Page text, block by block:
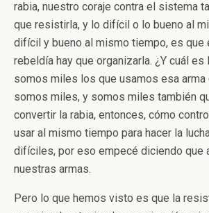
rabia, nuestro coraje contra el sistema
que resistirla, y lo difícil o lo bueno al
difícil y bueno al mismo tiempo, es que
rebeldía hay que organizarla. ¿Y cuál
somos miles los que usamos esa
somos miles, y somos miles también
convertir la rabia, entonces, cómo
usar al mismo tiempo para hacer la
difíciles, por eso empecé diciendo que
nuestras armas.
Pero lo que hemos visto es que la